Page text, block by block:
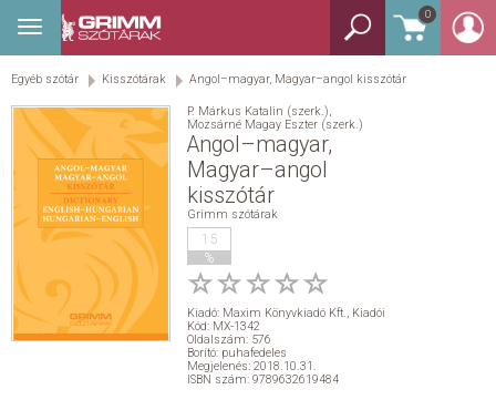
0
Toggle
navigation
Egyéb szótár Kisszótárak Angol–magyar, Magyar–angol kisszótár
P. Márkus Katalin (szerk.),
Mozsárné Magay Eszter (szerk.)
Angol–magyar,
Magyar–angol
kisszótár
Grimm szótárak
15
%
Kiadó: Maxim Könyvkiadó Kft., Kiadói
Kód: MX-1342
Oldalszám: 576
Borító: puhafedeles
Megjelenés: 2018.10.31.
ISBN szám: 9789632619484
BEJELENTKEZÉS
TANULÓSZÓTÁR
GYEREKSZÓTÁR
KÉPES SZÓTÁR
KÉZISZÓTÁR
EGYÉB SZÓTÁR